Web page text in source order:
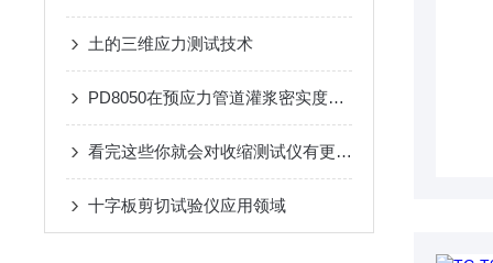
土的三维应力测试技术
PD8050在预应力管道灌浆密实度上的应用
看完这些你就会对收缩测试仪有更多了解
十字板剪切试验仪应用领域